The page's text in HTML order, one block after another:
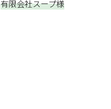
有限会社スープ様